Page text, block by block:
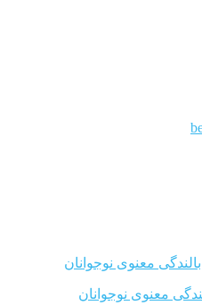
معنوی نوجوانان